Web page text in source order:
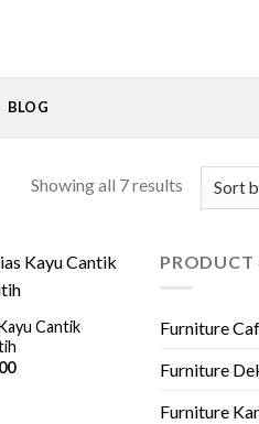
BLOG
Showing all 7 results
Cantik
PRODUCT
Furniture
Furniture
Furniture